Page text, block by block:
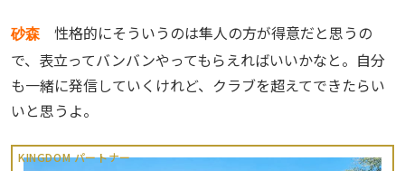
砂森性格的にそういうのは隼人の方が得意だと思うの
で、表立ってバンバンやってもらえればいいかなと。自分
も一緒に発信していくけれど、クラブを超えてできたらい
いと思うよ。
KINGDOM パートナー